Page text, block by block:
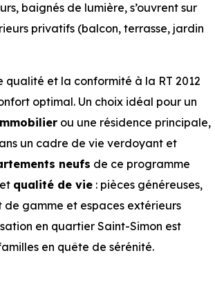
baignés de lumière, s’ouvrent sur
privatifs (balcon, terrasse, jardin
qualité et la conformité à la RT 2012
optimal. Un choix idéal pour un
ou une résidence principale,
un cadre de vie verdoyant et
neufs de ce programme
qualité de vie : pièces généreuses,
de gamme et espaces extérieurs
en quartier Saint-Simon est
en quête de sérénité.